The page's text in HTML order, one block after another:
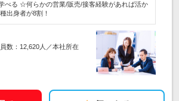
べる ☆何らかの営業/販売/接客経験があれば活か
出身者が8割！
数：12,620人／本社所在